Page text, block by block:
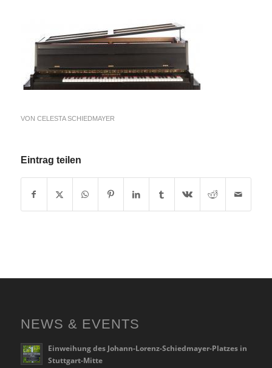
VON CELESTA SCHIEDMAYER
Eintrag teilen
NEWS & EVENTS
Einweihung des Johann-Lorenz-Schiedmayer-Platzes in
Stuttgart-Mitte